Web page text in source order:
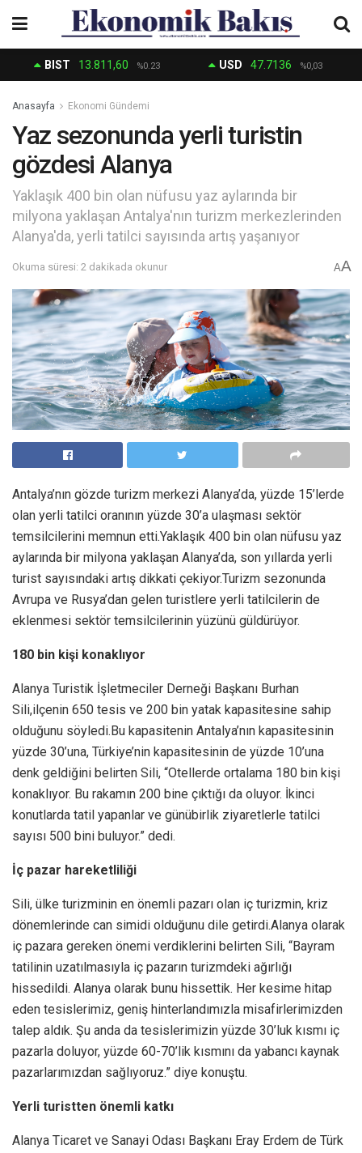
BIST 13.811,60 %0.23 USD 47.7136 %0,03
Anasayfa Ekonomi Gündemi
Yaz sezonunda yerli turistin
gözdesi Alanya
Yaklaşık 400 bin olan nüfusu yaz aylarında bir
milyona yaklaşan Antalya'nın turizm merkezlerinden
Alanya'da, yerli tatilci sayısında artış yaşanıyor
Okuma süresi: 2 dakikada okunur AA
Antalya’nın gözde turizm merkezi Alanya’da, yüzde 15’lerde
olan yerli tatilci oranının yüzde 30’a ulaşması sektör
temsilcilerini memnun etti.Yaklaşık 400 bin olan nüfusu yaz
aylarında bir milyona yaklaşan Alanya’da, son yıllarda yerli
turist sayısındaki artış dikkati çekiyor.Turizm sezonunda
Avrupa ve Rusya’dan gelen turistlere yerli tatilcilerin de
eklenmesi sektör temsilcilerinin yüzünü güldürüyor.
180 bin kişi konaklıyor
Alanya Turistik İşletmeciler Derneği Başkanı Burhan
Sili,ilçenin 650 tesis ve 200 bin yatak kapasitesine sahip
olduğunu söyledi.Bu kapasitenin Antalya’nın kapasitesinin
yüzde 30’una, Türkiye’nin kapasitesinin de yüzde 10’una
denk geldiğini belirten Sili, “Otellerde ortalama 180 bin kişi
konaklıyor. Bu rakamın 200 bine çıktığı da oluyor. İkinci
konutlarda tatil yapanlar ve günübirlik ziyaretlerle tatilci
sayısı 500 bini buluyor.” dedi.
İç pazar hareketliliği
Sili, ülke turizminin en önemli pazarı olan iç turizmin, kriz
dönemlerinde can simidi olduğunu dile getirdi.Alanya olarak
iç pazara gereken önemi verdiklerini belirten Sili, “Bayram
tatilinin uzatılmasıyla iç pazarın turizmdeki ağırlığı
hissedildi. Alanya olarak bunu hissettik. Her kesime hitap
eden tesislerimiz, geniş hinterlandımızla misafirlerimizden
talep aldık. Şu anda da tesislerimizin yüzde 30’luk kısmı iç
pazarla doluyor, yüzde 60-70’lik kısmını da yabancı kaynak
pazarlarımızdan sağlıyoruz.” diye konuştu.
Yerli turistten önemli katkı
Alanya Ticaret ve Sanayi Odası Başkanı Eray Erdem de Türk